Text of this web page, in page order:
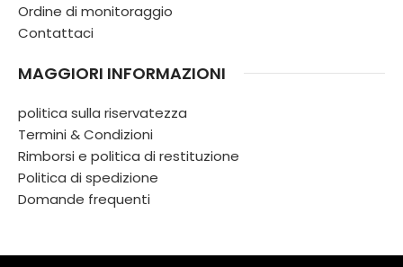
Ordine di monitoraggio
Contattaci
MAGGIORI INFORMAZIONI
politica sulla riservatezza
Termini & Condizioni
Rimborsi e politica di restituzione
Politica di spedizione
Domande frequenti